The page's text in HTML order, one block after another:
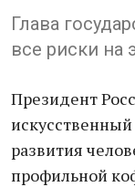
Глава
все риски на
Президент
развития
профильной